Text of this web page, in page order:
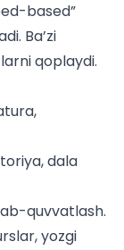
based”
Ba’zi
qoplaydi.
dala
quvvatlash.
yozgi